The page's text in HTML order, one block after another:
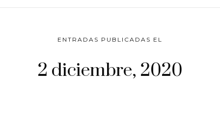
ENTRADAS PUBLICADAS EL
2 diciembre, 2020